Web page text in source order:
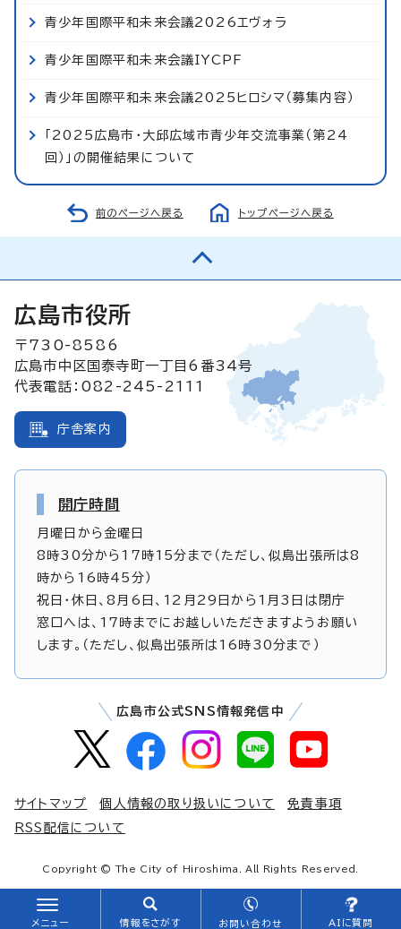
青少年国際平和未来会議2026エヴォラ
青少年国際平和未来会議IYCPF
青少年国際平和未来会議2025ヒロシマ（募集内容）
「2025広島市・大邱広域市青少年交流事業（第24
回）」の開催結果について
前のページへ戻る トップページへ戻る
メニュー 情報をさがす お問い合わせ AIに質問
広島市役所
〒730-8586
広島市中区国泰寺町一丁目6番34号
代表電話：082-245-2111
庁舎案内
開庁時間
月曜日から金曜日
8時30分から17時15分まで（ただし、似島出張所は8
時から16時45分）
祝日・休日、8月6日、12月29日から1月3日は閉庁
窓口へは、17時までにお越しいただきますようお願い
します。（ただし、似島出張所は16時30分まで）
広島市公式SNS情報発信中
サイトマップ 個人情報の取り扱いについて
免責事項
RSS配信について
Copyright © The City of Hiroshima. All Rights Reserved.